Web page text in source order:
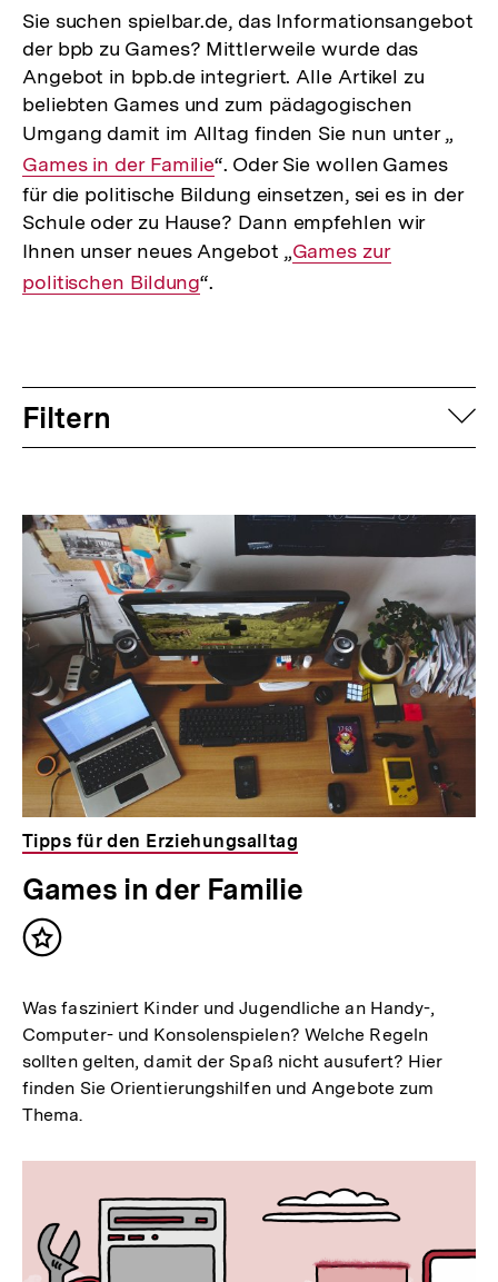
Sie suchen spielbar.de, das Informationsangebot
der bpb zu Games? Mittlerweile wurde das
Angebot in bpb.de integriert. Alle Artikel zu
beliebten Games und zum pädagogischen
Umgang damit im Alltag finden Sie nun unter „
Games in der Familie“. Oder Sie wollen Games
für die politische Bildung einsetzen, sei es in der
Schule oder zu Hause? Dann empfehlen wir
Ihnen unser neues Angebot „Interner
Games zur
politischen Bildung“.
Filtern
Tipps für den Erziehungsalltag
Games in der Familie
Inhalt
Was fasziniert Kinder und Jugendliche an Handy-,
Computer- und Konsolenspielen? Welche Regeln
sollten gelten, damit der Spaß nicht ausufert? Hier
finden Sie Orientierungshilfen und Angebote zum
Thema.